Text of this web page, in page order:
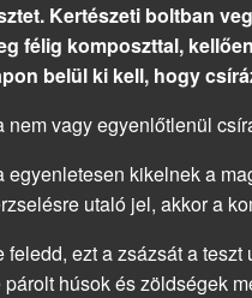
Kertészeti boltban
félig komposzttal,
belül ki kell, hogy
nem vagy egyenlőtlenül
egyenletesen kikelnek a
utaló jel, akkor a
feledd, ezt a zsázsát a
párolt húsok és zöldségek